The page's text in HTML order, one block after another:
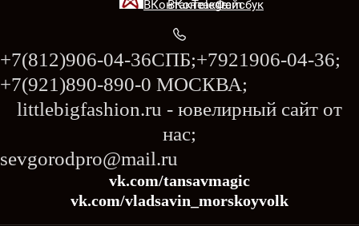
+7(812)906-04-36СПБ;+7921906-04-36;
+7(921)890-890-0 МОСКВА;
littlebigfashion.ru - ювелирный сайт от
нас;
sevgorodpro@mail.ru
vk.com/tansavmagic
vk.com/vladsavin_morskoyvolk